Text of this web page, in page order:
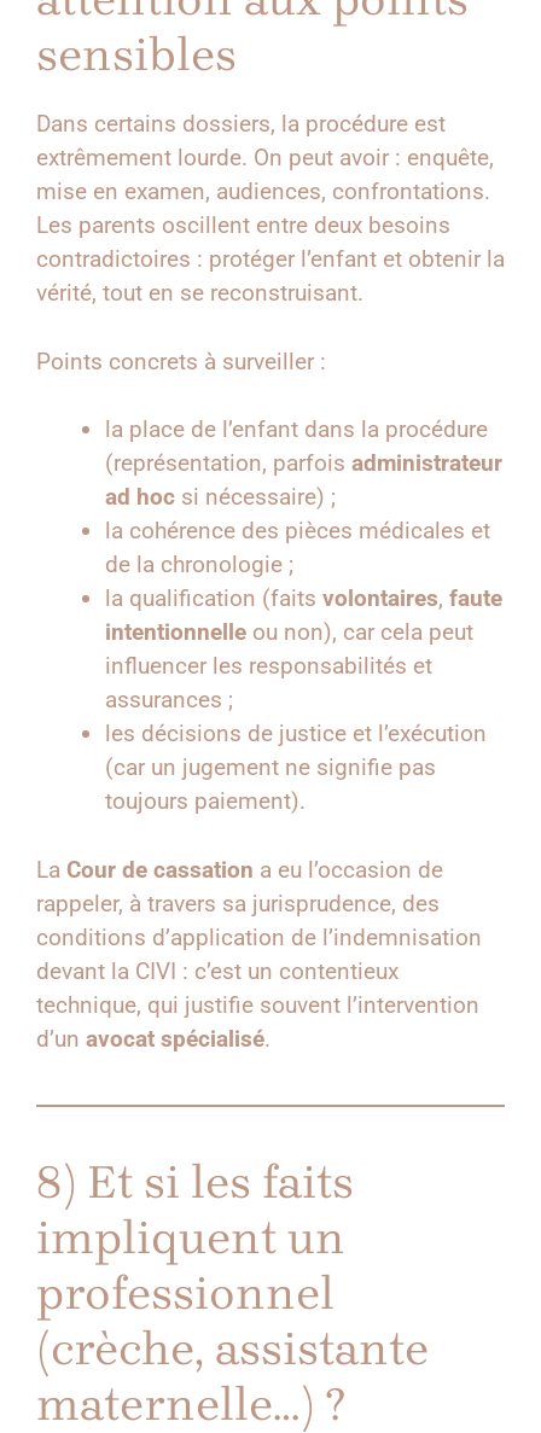
sensibles
Dans certains dossiers, la procédure est
extrêmement lourde. On peut avoir : enquête,
mise en examen, audiences, confrontations.
Les parents oscillent entre deux besoins
contradictoires : protéger l’enfant et obtenir la
vérité, tout en se reconstruisant.
Points concrets à surveiller :
la place de l’enfant dans la procédure
(représentation, parfois administrateur
ad hoc si nécessaire) ;
la cohérence des pièces médicales et
de la chronologie ;
la qualification (faits volontaires, faute
intentionnelle ou non), car cela peut
influencer les responsabilités et
assurances ;
les décisions de justice et l’exécution
(car un jugement ne signifie pas
toujours paiement).
La Cour de cassation a eu l’occasion de
rappeler, à travers sa jurisprudence, des
conditions d’application de l’indemnisation
devant la CIVI : c’est un contentieux
technique, qui justifie souvent l’intervention
d’un avocat spécialisé.
8) Et si les faits
impliquent un
professionnel
(crèche, assistante
maternelle…) ?